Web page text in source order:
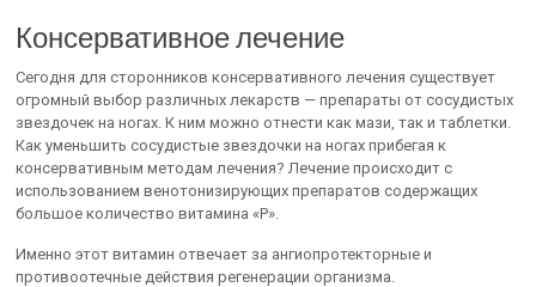
Консервативное лечение
Сегодня для сторонников консервативного лечения существует
огромный выбор различных лекарств — препараты от сосудистых
звездочек на ногах. К ним можно отнести как мази, так и таблетки.
Как уменьшить сосудистые звездочки на ногах прибегая к
консервативным методам лечения? Лечение происходит с
использованием венотонизирующих препаратов содержащих
большое количество витамина «P».
Именно этот витамин отвечает за ангиопротекторные и
противоотечные действия регенерации организма.